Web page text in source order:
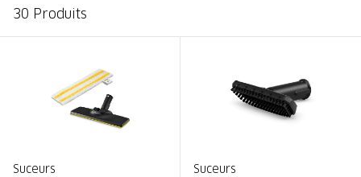
30 Produits
Suceurs Suceurs